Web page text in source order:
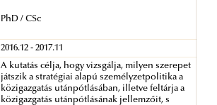
PhD / CSc
2016.12 - 2017.11
A kutatás célja, hogy vizsgálja, milyen szerepet
játszik a stratégiai alapú személyzetpolitika a
közigazgatás utánpótlásában, illetve feltárja a
közigazgatás utánpótlásának jellemzőit, s